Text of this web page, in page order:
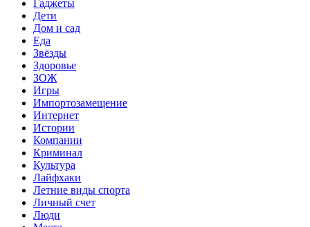
Гаджеты
Дети
Дом и сад
Еда
Звёзды
Здоровье
ЗОЖ
Игры
Импортозамещение
Интернет
Истории
Компании
Криминал
Культура
Лайфхаки
Летние виды спорта
Личный счет
Люди